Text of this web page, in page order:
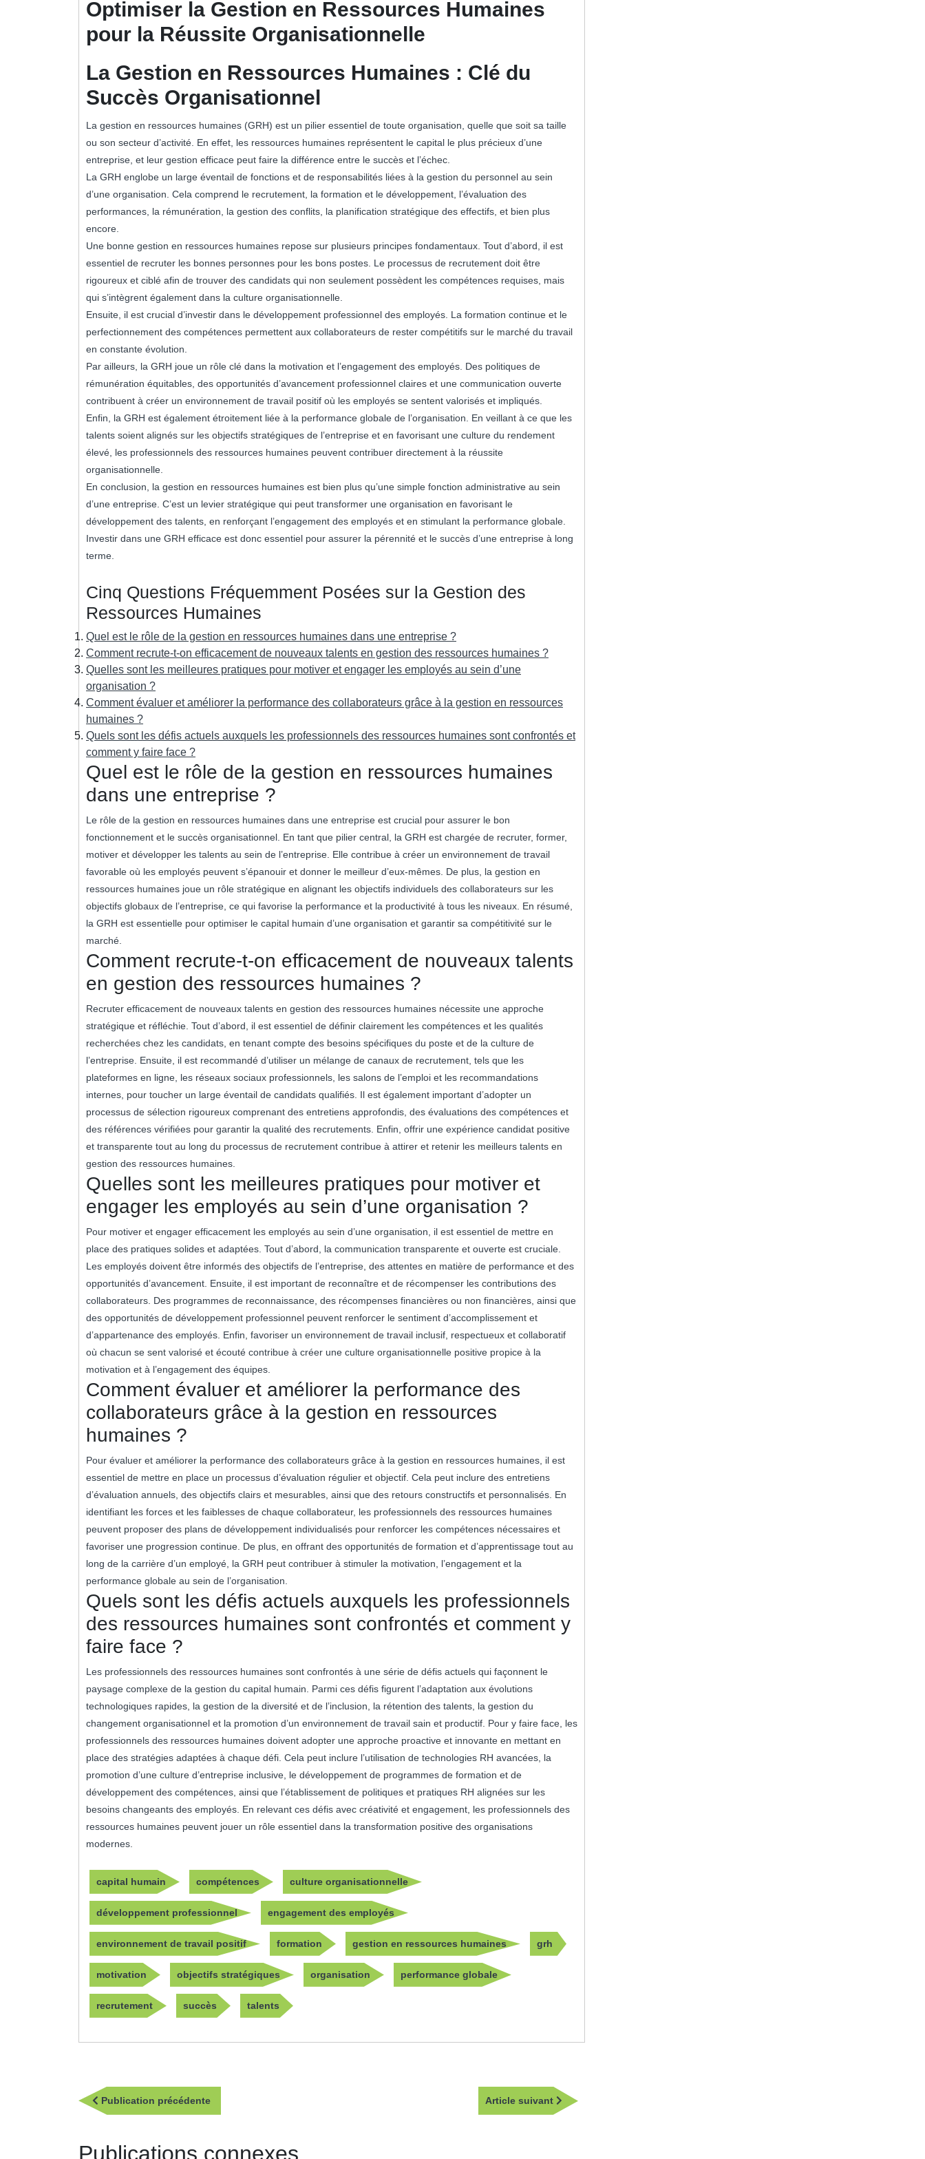
Optimiser la Gestion en Ressources Humaines
pour la Réussite Organisationnelle
La Gestion en Ressources Humaines : Clé du
Succès Organisationnel
La gestion en ressources humaines (GRH) est un pilier essentiel de toute organisation, quelle que soit sa taille
ou son secteur d’activité. En effet, les ressources humaines représentent le capital le plus précieux d’une
entreprise, et leur gestion efficace peut faire la différence entre le succès et l’échec.
La GRH englobe un large éventail de fonctions et de responsabilités liées à la gestion du personnel au sein
d’une organisation. Cela comprend le recrutement, la formation et le développement, l’évaluation des
performances, la rémunération, la gestion des conflits, la planification stratégique des effectifs, et bien plus
encore.
Une bonne gestion en ressources humaines repose sur plusieurs principes fondamentaux. Tout d’abord, il est
essentiel de recruter les bonnes personnes pour les bons postes. Le processus de recrutement doit être
rigoureux et ciblé afin de trouver des candidats qui non seulement possèdent les compétences requises, mais
qui s’intègrent également dans la culture organisationnelle.
Ensuite, il est crucial d’investir dans le développement professionnel des employés. La formation continue et le
perfectionnement des compétences permettent aux collaborateurs de rester compétitifs sur le marché du travail
en constante évolution.
Par ailleurs, la GRH joue un rôle clé dans la motivation et l’engagement des employés. Des politiques de
rémunération équitables, des opportunités d’avancement professionnel claires et une communication ouverte
contribuent à créer un environnement de travail positif où les employés se sentent valorisés et impliqués.
Enfin, la GRH est également étroitement liée à la performance globale de l’organisation. En veillant à ce que les
talents soient alignés sur les objectifs stratégiques de l’entreprise et en favorisant une culture du rendement
élevé, les professionnels des ressources humaines peuvent contribuer directement à la réussite
organisationnelle.
En conclusion, la gestion en ressources humaines est bien plus qu’une simple fonction administrative au sein
d’une entreprise. C’est un levier stratégique qui peut transformer une organisation en favorisant le
développement des talents, en renforçant l’engagement des employés et en stimulant la performance globale.
Investir dans une GRH efficace est donc essentiel pour assurer la pérennité et le succès d’une entreprise à long
terme.
Cinq Questions Fréquemment Posées sur la Gestion des
Ressources Humaines
Quel est le rôle de la gestion en ressources humaines dans une entreprise ?
Comment recrute-t-on efficacement de nouveaux talents en gestion des ressources humaines ?
Quelles sont les meilleures pratiques pour motiver et engager les employés au sein d’une
organisation ?
Comment évaluer et améliorer la performance des collaborateurs grâce à la gestion en ressources
humaines ?
Quels sont les défis actuels auxquels les professionnels des ressources humaines sont confrontés et
comment y faire face ?
Quel est le rôle de la gestion en ressources humaines
dans une entreprise ?
Le rôle de la gestion en ressources humaines dans une entreprise est crucial pour assurer le bon
fonctionnement et le succès organisationnel. En tant que pilier central, la GRH est chargée de recruter, former,
motiver et développer les talents au sein de l’entreprise. Elle contribue à créer un environnement de travail
favorable où les employés peuvent s’épanouir et donner le meilleur d’eux-mêmes. De plus, la gestion en
ressources humaines joue un rôle stratégique en alignant les objectifs individuels des collaborateurs sur les
objectifs globaux de l’entreprise, ce qui favorise la performance et la productivité à tous les niveaux. En résumé,
la GRH est essentielle pour optimiser le capital humain d’une organisation et garantir sa compétitivité sur le
marché.
Comment recrute-t-on efficacement de nouveaux talents
en gestion des ressources humaines ?
Recruter efficacement de nouveaux talents en gestion des ressources humaines nécessite une approche
stratégique et réfléchie. Tout d’abord, il est essentiel de définir clairement les compétences et les qualités
recherchées chez les candidats, en tenant compte des besoins spécifiques du poste et de la culture de
l’entreprise. Ensuite, il est recommandé d’utiliser un mélange de canaux de recrutement, tels que les
plateformes en ligne, les réseaux sociaux professionnels, les salons de l’emploi et les recommandations
internes, pour toucher un large éventail de candidats qualifiés. Il est également important d’adopter un
processus de sélection rigoureux comprenant des entretiens approfondis, des évaluations des compétences et
des références vérifiées pour garantir la qualité des recrutements. Enfin, offrir une expérience candidat positive
et transparente tout au long du processus de recrutement contribue à attirer et retenir les meilleurs talents en
gestion des ressources humaines.
Quelles sont les meilleures pratiques pour motiver et
engager les employés au sein d’une organisation ?
Pour motiver et engager efficacement les employés au sein d’une organisation, il est essentiel de mettre en
place des pratiques solides et adaptées. Tout d’abord, la communication transparente et ouverte est cruciale.
Les employés doivent être informés des objectifs de l’entreprise, des attentes en matière de performance et des
opportunités d’avancement. Ensuite, il est important de reconnaître et de récompenser les contributions des
collaborateurs. Des programmes de reconnaissance, des récompenses financières ou non financières, ainsi que
des opportunités de développement professionnel peuvent renforcer le sentiment d’accomplissement et
d’appartenance des employés. Enfin, favoriser un environnement de travail inclusif, respectueux et collaboratif
où chacun se sent valorisé et écouté contribue à créer une culture organisationnelle positive propice à la
motivation et à l’engagement des équipes.
Comment évaluer et améliorer la performance des
collaborateurs grâce à la gestion en ressources
humaines ?
Pour évaluer et améliorer la performance des collaborateurs grâce à la gestion en ressources humaines, il est
essentiel de mettre en place un processus d’évaluation régulier et objectif. Cela peut inclure des entretiens
d’évaluation annuels, des objectifs clairs et mesurables, ainsi que des retours constructifs et personnalisés. En
identifiant les forces et les faiblesses de chaque collaborateur, les professionnels des ressources humaines
peuvent proposer des plans de développement individualisés pour renforcer les compétences nécessaires et
favoriser une progression continue. De plus, en offrant des opportunités de formation et d’apprentissage tout au
long de la carrière d’un employé, la GRH peut contribuer à stimuler la motivation, l’engagement et la
performance globale au sein de l’organisation.
Quels sont les défis actuels auxquels les professionnels
des ressources humaines sont confrontés et comment y
faire face ?
Les professionnels des ressources humaines sont confrontés à une série de défis actuels qui façonnent le
paysage complexe de la gestion du capital humain. Parmi ces défis figurent l’adaptation aux évolutions
technologiques rapides, la gestion de la diversité et de l’inclusion, la rétention des talents, la gestion du
changement organisationnel et la promotion d’un environnement de travail sain et productif. Pour y faire face, les
professionnels des ressources humaines doivent adopter une approche proactive et innovante en mettant en
place des stratégies adaptées à chaque défi. Cela peut inclure l’utilisation de technologies RH avancées, la
promotion d’une culture d’entreprise inclusive, le développement de programmes de formation et de
développement des compétences, ainsi que l’établissement de politiques et pratiques RH alignées sur les
besoins changeants des employés. En relevant ces défis avec créativité et engagement, les professionnels des
ressources humaines peuvent jouer un rôle essentiel dans la transformation positive des organisations
modernes.
capital humain compétences culture organisationnelle
développement professionnel engagement des employés
environnement de travail positif formation gestion en ressources humaines grh
motivation objectifs stratégiques organisation performance globale
recrutement succès talents
Navigation
de
l’article
Publication précédentePublication
précédente
Article suivant
Article
Publications connexes